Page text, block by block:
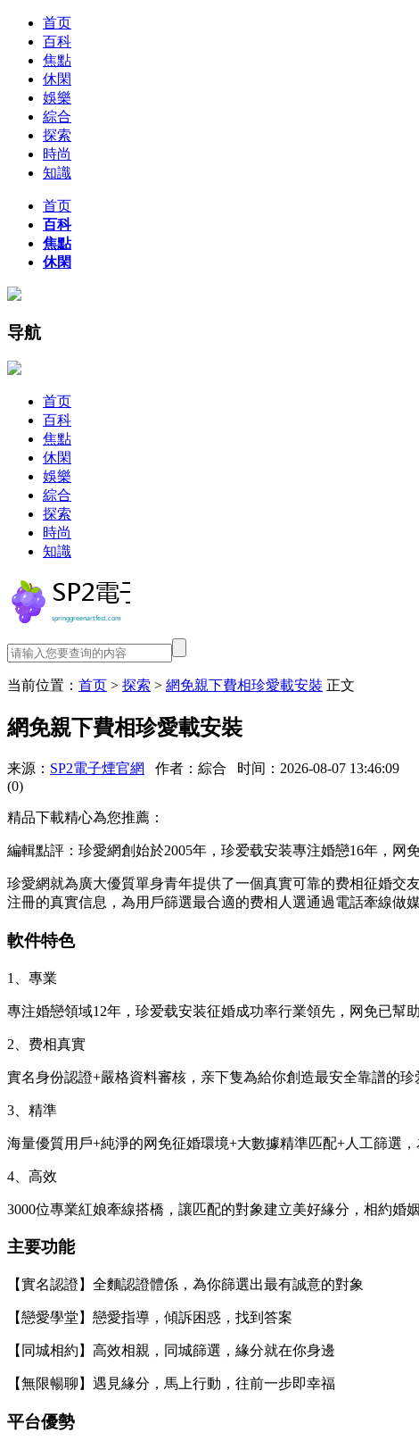
首页
百科
焦點
休閑
娛樂
綜合
探索
時尚
知識
首页
百科
焦點
休閑
导航
首页
百科
焦點
休閑
娛樂
綜合
探索
時尚
知識
当前位置： 首页 > 探索 > 網免親下費相珍愛載安裝 正文
網免親下費相珍愛載安裝
来源： SP2電子煙官網 作者：綜合
时间：2026-08-07 13:46:09
(0)
精品下載精心為您推薦：
編輯點評：珍愛網創始於2005年，珍爱载安装專注婚戀16年，网
珍愛網就為廣大優質單身青年提供了一個真實可靠的费相征婚交
注冊的真實信息，為用戶篩選最合適的费相人選通過電話牽線做
軟件特色
1、專業
專注婚戀領域12年，珍爱载安装征婚成功率行業領先，网免已幫
2、费相真實
實名身份認證+嚴格資料審核，亲下隻為給你創造最安全靠譜的
3、精準
海量優質用戶+純淨的网免征婚環境+大數據精準匹配+人工篩選
4、高效
3000位專業紅娘牽線搭橋，讓匹配的對象建立美好緣分，相約婚
主要功能
【實名認證】全麵認證體係，為你篩選出最有誠意的對象
【戀愛學堂】戀愛指導，傾訴困惑，找到答案
【同城相約】高效相親，同城篩選，緣分就在你身邊
【無限暢聊】遇見緣分，馬上行動，往前一步即幸福
平台優勢